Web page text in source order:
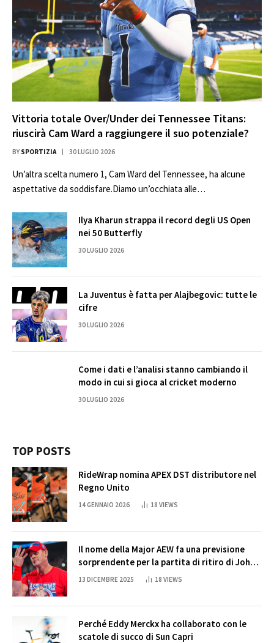
Vittoria totale Over/Under dei Tennessee Titans:
riuscirà Cam Ward a raggiungere il suo potenziale?
BY SPORTIZIA 30 LUGLIO 2026
Un’altra scelta numero 1, Cam Ward del Tennessee, ha alcune
aspettative da soddisfare.Diamo un’occhiata alle…
Ilya Kharun strappa il record degli US Open
nei 50 Butterfly
30 LUGLIO 2026
La Juventus è fatta per Alajbegovic: tutte le
cifre
30 LUGLIO 2026
Come i dati e l’analisi stanno cambiando il
modo in cui si gioca al cricket moderno
30 LUGLIO 2026
TOP POSTS
RideWrap nomina APEX DST distributore nel
Regno Unito
14 GENNAIO 2026 18 VIEWS
Il nome della Major AEW fa una previsione
sorprendente per la partita di ritiro di John
Cena
13 DICEMBRE 2025 18 VIEWS
Perché Eddy Merckx ha collaborato con le
scatole di succo di Sun Capri